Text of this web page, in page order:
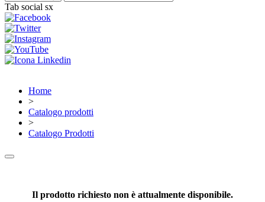
Tab social sx
Home
>
Catalogo prodotti
>
Catalogo Prodotti
Il prodotto richiesto non è attualmente disponibile.